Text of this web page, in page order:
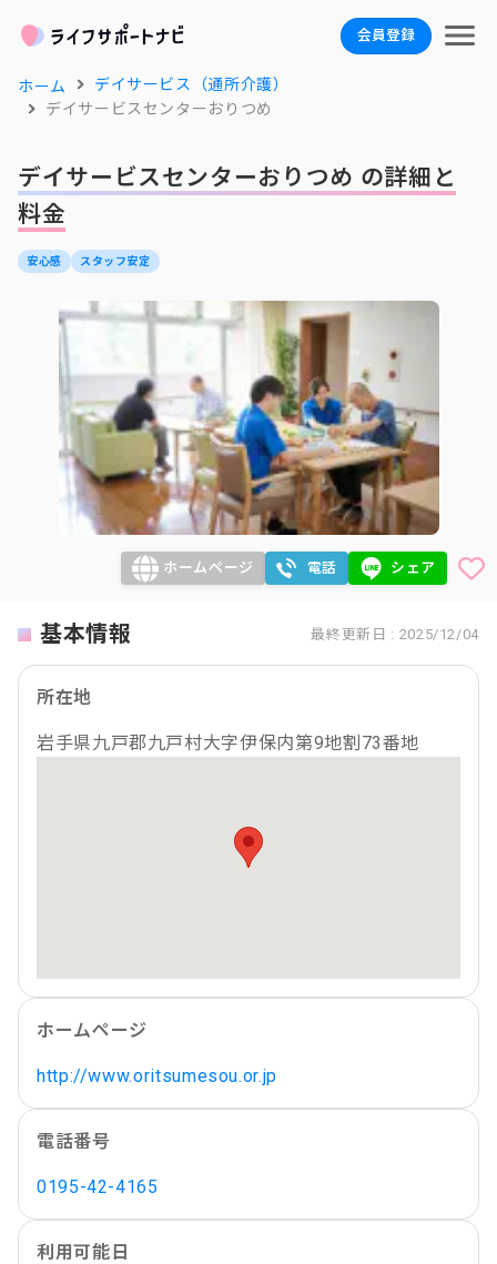
会員登録
ホーム
デイサービス（通所介護）
デイサービスセンターおりつめ
デイサービスセンターおりつめ の詳細と
料金
安心感 スタッフ安定
ホームページ 電話 シェア
基本情報 最終更新日 : 2025/12/04
所在地
岩手県九戸郡九戸村大字伊保内第9地割73番地
ホームページ
http://www.oritsumesou.or.jp
電話番号
0195-42-4165
利用可能日